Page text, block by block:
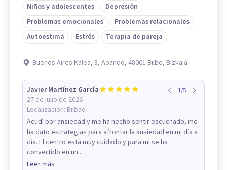
Niños y adolescentes
Depresión
Problemas emocionales
Problemas relacionales
Autoestima
Estrés Terapia de pareja
Buenos Aires Kalea, 3, Abando, 48001 Bilbo, Bizkaia
Javier Martínez García
27 de julio de 2026
Localización: Bilbao
1/5
Acudí por ansiedad y me ha hecho sentir escuchado, me
ha dato estrategias para afrontar la ansiedad en mi día a
día. El centro está muy cuidado y para mi se ha
convertido en un...
Leer más